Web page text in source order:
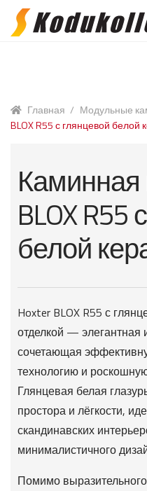
Перейти
Перейти
Главная / Модульные
BLOX R55 с глянцевой белой
Каминная
BLOX R55
белой
Hoxter BLOX R55 с
отделкой — элегантная
сочетающая
технологию и
Глянцевая белая
простора и лёгкости,
скандинавских
минималистичного
Помимо